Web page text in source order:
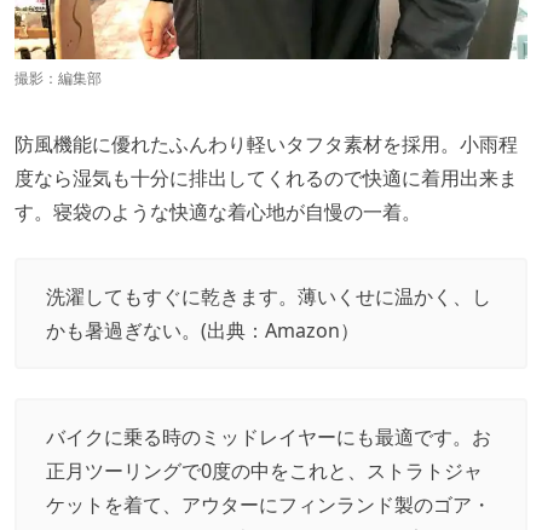
撮影：編集部
防風機能に優れたふんわり軽いタフタ素材を採用。小雨程
度なら湿気も十分に排出してくれるので快適に着用出来ま
す。寝袋のような快適な着心地が自慢の一着。
洗濯してもすぐに乾きます。薄いくせに温かく、し
かも暑過ぎない。(出典： Amazon）
バイクに乗る時のミッドレイヤーにも最適です。お
正月ツーリングで0度の中をこれと、ストラトジャ
ケットを着て、アウターにフィンランド製のゴア・